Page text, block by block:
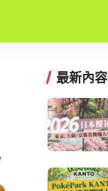
最新內容